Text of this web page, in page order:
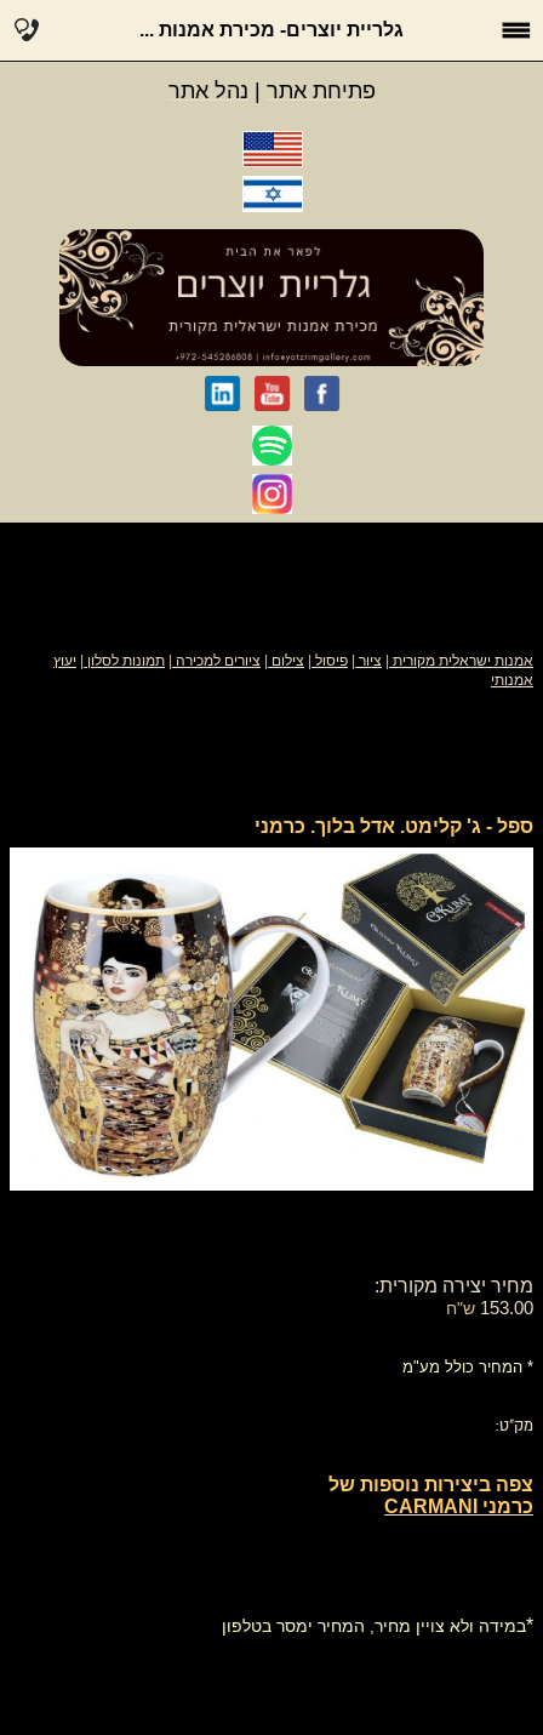
גלריית יוצרים- מכירת אמנות ...
פתיחת אתר נהל אתר
אמנות ישראלית מקורית ציור פיסול צילום ציורים למכירה תמונות לסלון
יעוץ
אמנותי
ספל - ג' קלימט. אדל בלוך. כרמני
מחיר יצירה מקורית:
153.00 ש"ח
* המחיר כולל מע"מ
מק"ט:
צפה ביצירות נוספות של
כרמני CARMANI
*במידה ולא צויין מחיר, המחיר ימסר בטלפון